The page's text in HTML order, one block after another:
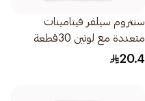
سنتروم سيلفر فيتامينات
متعددة مع لوتين 30قطعة
20.4